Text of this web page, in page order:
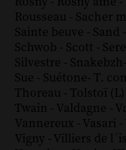
Rousseau - Sacher
Sainte beuve - Sand -
Schwob - Scott -
Silvestre - Snakebzh-
Sue - Suétone- T.
Thoreau - Tolstoï (L)
Twain - Valdagne -
Vannereux - Vasari -
Vigny - Villiers de